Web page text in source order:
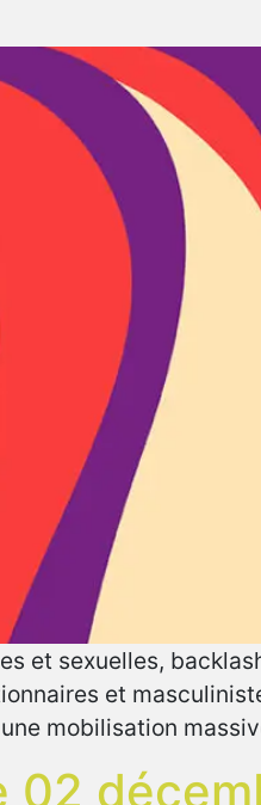
et sexuelles,
et
mobilisation
02